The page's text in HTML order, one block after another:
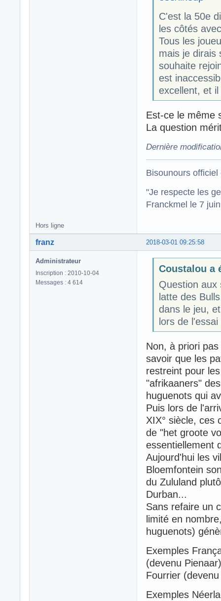
C'est la 50e
les côtés
Tous les
mais je dirais
souhaite
est
excellent, et
Est-ce le même
La question
Dernière
Bisounours officiel
"Je respecte les
Franckmel le 7
Hors ligne
2018-03-01 09:25:58
franz
Administrateur
Inscription : 2010-10-04
Messages : 4 614
Coustalou a
Question aux
latte des
dans le jeu,
lors de
Non, à priori
savoir que les
restreint pour
"afrikaaners"
huguenots qui
Puis lors de
XIX° siècle, ces
de "het groote
essentiellement
Aujourd'hui les
Bloemfontein
du Zululand
Durban...
Sans refaire un
limité en
huguenots)
Exemples
(devenu
Fourrier
Exemples